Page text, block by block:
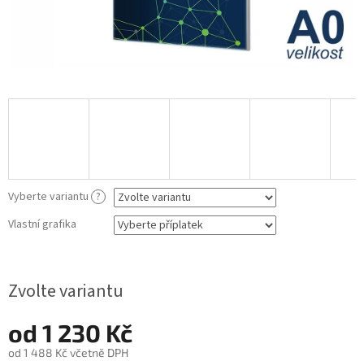
Vyberte variantu ?
Vlastní grafika
Zvolte variantu
od 1 230 Kč
od 1 488 Kčvčetně DPH